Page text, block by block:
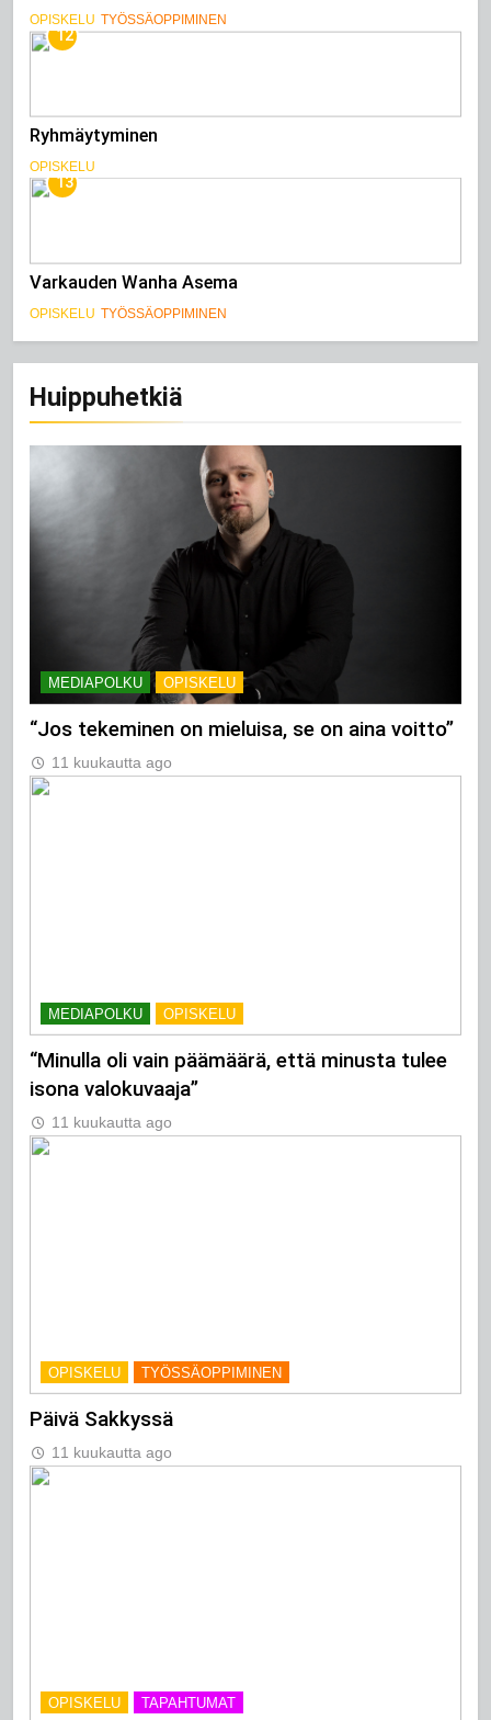
OPISKELU TYÖSSÄOPPIMINEN
12
Ryhmäytyminen
OPISKELU
13
Varkauden Wanha Asema
OPISKELU TYÖSSÄOPPIMINEN
Huippuhetkiä
MEDIAPOLKU OPISKELU
“Jos tekeminen on mieluisa, se on aina voitto”
11 kuukautta ago
MEDIAPOLKU OPISKELU
“Minulla oli vain päämäärä, että minusta tulee
isona valokuvaaja”
11 kuukautta ago
OPISKELU TYÖSSÄOPPIMINEN
Päivä Sakkyssä
11 kuukautta ago
OPISKELU TAPAHTUMAT